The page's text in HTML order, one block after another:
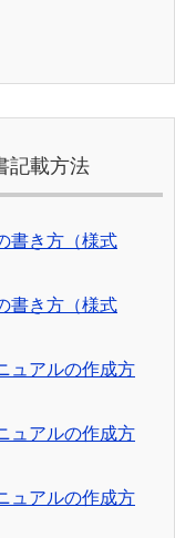
記載方法
書き方（様式
書き方（様式
ュアルの作成方
ュアルの作成方
ュアルの作成方